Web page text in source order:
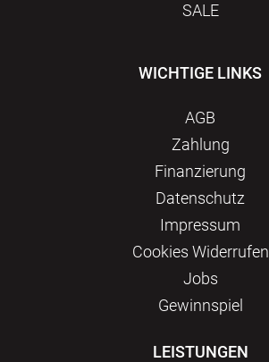
SALE
WICHTIGE LINKS
AGB
Zahlung
Finanzierung
Datenschutz
Impressum
Сookies Widerrufen
Jobs
Gewinnspiel
LEISTUNGEN